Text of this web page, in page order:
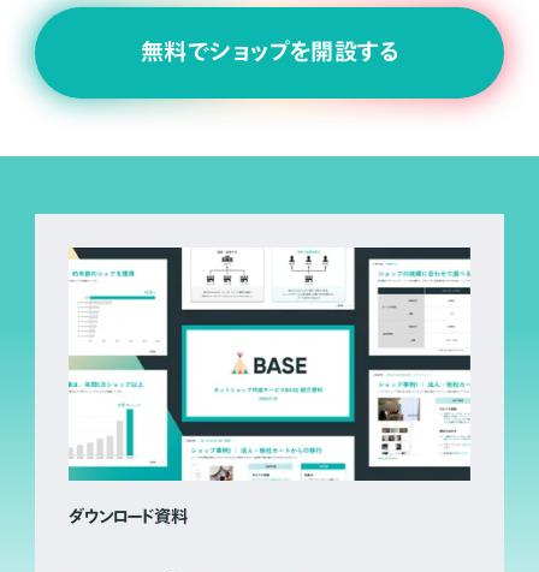
無料でショップを開設する
ダウンロード資料